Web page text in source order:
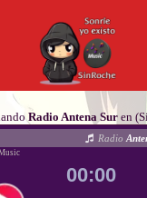
Radio Antena Suren
Radio
00:00